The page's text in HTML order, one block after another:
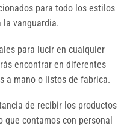
para todo los estilos
la vanguardia.
para lucir en cualquier
encontrar en diferentes
a mano o listos de fabrica.
de recibir los productos
que contamos con personal